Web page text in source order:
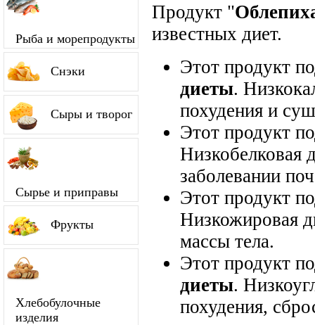
Рыба и морепродукты
Снэки
Сыры и творог
Сырье и приправы
Фрукты
Хлебобулочные
изделия
Продукт "
известных диет.
Этот продукт
диеты.
похудения и
Этот продукт
Низкобелковая
заболевании
Этот продукт
Низкожировая
массы тела.
Этот продукт
диеты.
похудения,